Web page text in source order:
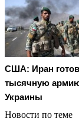
США: Иран
тысячную
Украины
Новости по теме